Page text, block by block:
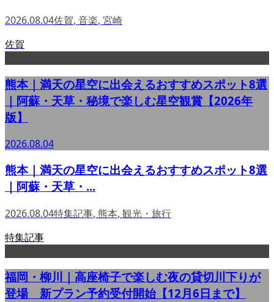
2026.08.04佐賀, 音楽, 宮崎
佐賀
熊本｜満天の星空に出会えるおすすめスポット8選
｜阿蘇・天草・秘境で楽しむ星空観賞【2026年
版】
2026.08.04
熊本｜満天の星空に出会えるおすすめスポット8選
｜阿蘇・天草・...
2026.08.04特集記事, 熊本, 観光・旅行
特集記事
福岡・柳川｜高座椅子で楽しむ夜の貸切川下りが
登場 新プラン予約受付開始【12月6日まで】